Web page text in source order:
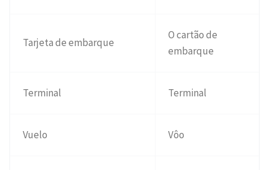
Tarjeta de embarque
O cartão de
embarque
Terminal Terminal
Vuelo Vôo